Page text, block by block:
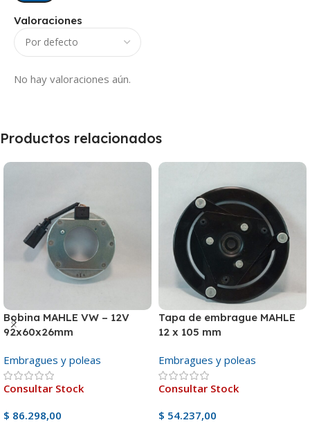
Valoraciones
No hay valoraciones aún.
Productos relacionados
Bobina MAHLE VW – 12V
92x60x26mm
Embragues y poleas
Consultar Stock
$ 86.298,00
Tapa de embrague MAHLE
12 x 105 mm
Embragues y poleas
Consultar Stock
$ 54.237,00